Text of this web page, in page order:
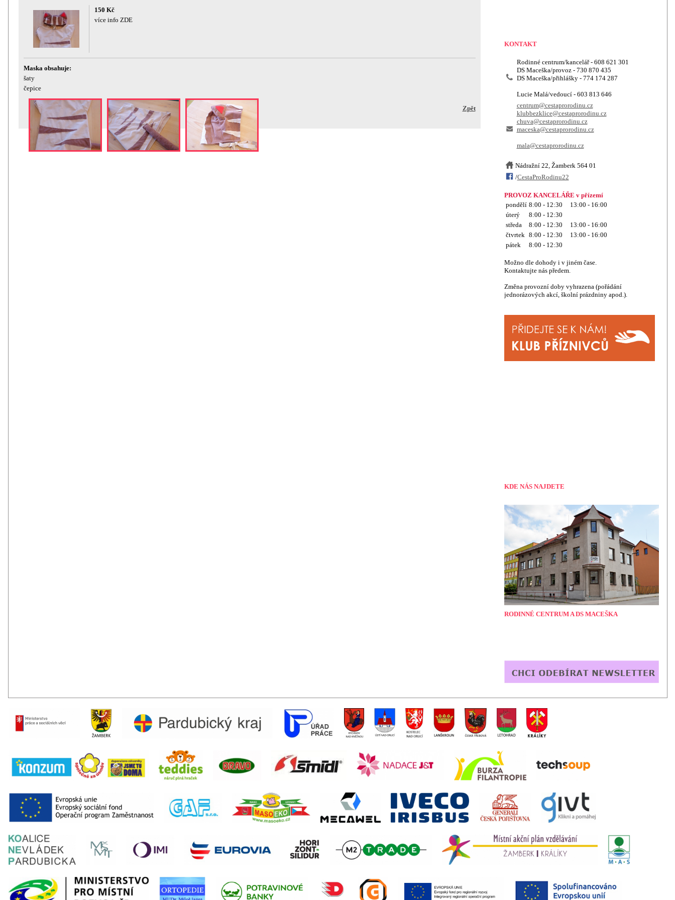
150 Kč
více info ZDE
Maska obsahuje:
šaty
čepice
Zpět
KONTAKT
Rodinné centrum/kancelář - 608 621 301
DS Maceška/provoz - 730 870 435
DS Maceška/přihlášky - 774 174 287
Lucie Malá/vedoucí - 603 813 646
centrum@cestaprorodinu.cz
klubbezklice@cestaprorodinu.cz
chuva@cestaprorodinu.cz
maceska@cestaprorodinu.cz
mala@cestaprorodinu.cz
Nádražní 22, Žamberk 564 01
/CestaProRodinu22
PROVOZ KANCELÁŘE v přízemí
pondělí 8:00 - 12:30 13:00 - 16:00
úterý
8:00 - 12:30
středa
8:00 - 12:30 13:00 - 16:00
čtvrtek 8:00 - 12:30 13:00 - 16:00
pátek
8:00 - 12:30
Možno dle dohody i v jiném čase.
Kontaktujte nás předem.
Změna provozní doby vyhrazena (pořádání
jednorázových akcí, školní prázdniny apod.).
KDE NÁS NAJDETE
RODINNÉ CENTRUM A DS MACEŠKA